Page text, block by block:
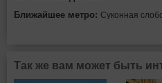
Ближайшее метро: Суконная
Так же вам может быть